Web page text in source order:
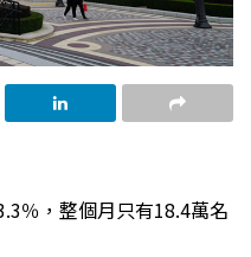
％，整個月只有18.4萬名